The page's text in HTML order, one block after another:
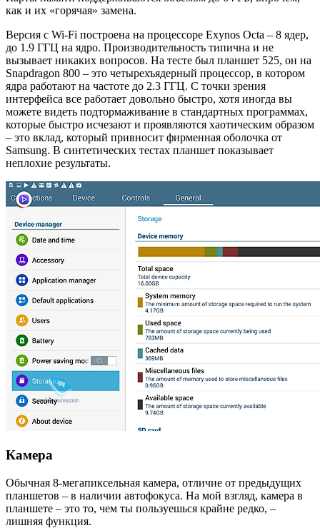
как и их «горячая» замена.
Версия с Wi-Fi построена на процессоре Exynos Octa – 8 ядер,
до 1.9 ГГЦ на ядро. Производительность типична и не
вызывает никаких вопросов. На тесте был планшет 525, он на
Snapdragon 800 – это четырехъядерный процессор, в котором
ядра работают на частоте до 2.3 ГГЦ. С точки зрения
интерфейса все работает довольно быстро, хотя иногда вы
можете видеть подтормаживание в стандартных программах,
которые быстро исчезают и проявляются хаотическим образом
– это вклад, который привносит фирменная оболочка от
Samsung. В синтетических тестах планшет показывает
неплохие результаты.
Камера
Обычная 8-мегапиксельная камера, отличие от предыдущих
планшетов – в наличии автофокуса. На мой взгляд, камера в
планшете – это то, чем ты пользуешься крайне редко, –
лишняя функция.